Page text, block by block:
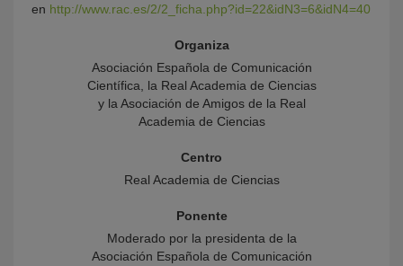
en http://www.rac.es/2/2_ficha.php?id=22&idN3=6&idN4=40
Organiza
Asociación Española de Comunicación
Científica, la Real Academia de Ciencias
y la Asociación de Amigos de la Real
Academia de Ciencias
Centro
Real Academia de Ciencias
Ponente
Moderado por la presidenta de la
Asociación Española de Comunicación